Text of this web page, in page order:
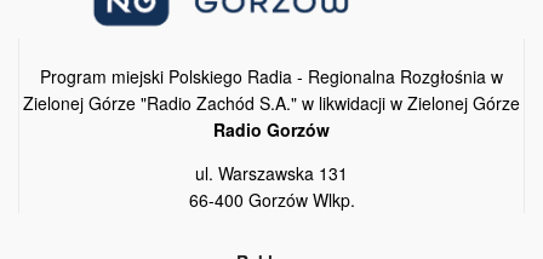
Program miejski Polskiego Radia - Regionalna Rozgłośnia w
Zielonej Górze "Radio Zachód S.A." w likwidacji w Zielonej Górze
Radio Gorzów
ul. Warszawska 131
66-400 Gorzów Wlkp.